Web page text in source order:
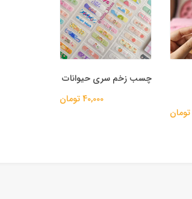
چسب زخم سری حیوانات
40,000 تومان